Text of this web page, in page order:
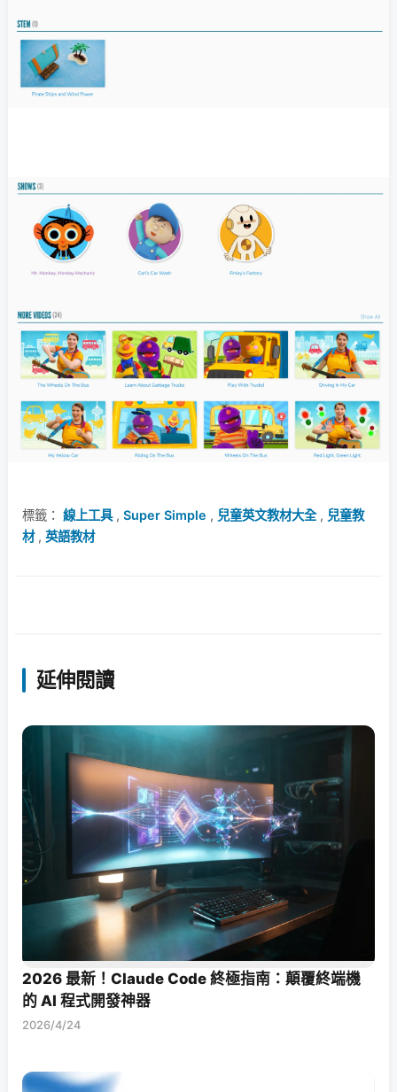
標籤： 線上工具, Super Simple , 兒童英文教材大全, 兒童教
材, 英語教材
延伸閱讀
2026 最新！Claude Code 終極指南：顛覆終端機
的 AI 程式開發神器
2026/4/24